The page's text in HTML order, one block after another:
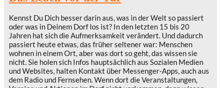
Kennst Du Dich besser darin aus, was in der Welt so passiert
oder was in Deinem Dorf los ist? In den letzten 15 bis 20
Jahren hat sich die Aufmerksamkeit verändert. Und dadurch
passiert heute etwas, das früher seltener war: Menschen
wohnen in einem Ort, aber was dort so geht, das wissen sie
nicht. Sie holen sich Infos hauptsächlich aus Sozialen Medien
und Websites, halten Kontakt über Messenger-Apps, auch aus
dem Radio und Fernsehen. Wenn dort die Veranstaltungen,